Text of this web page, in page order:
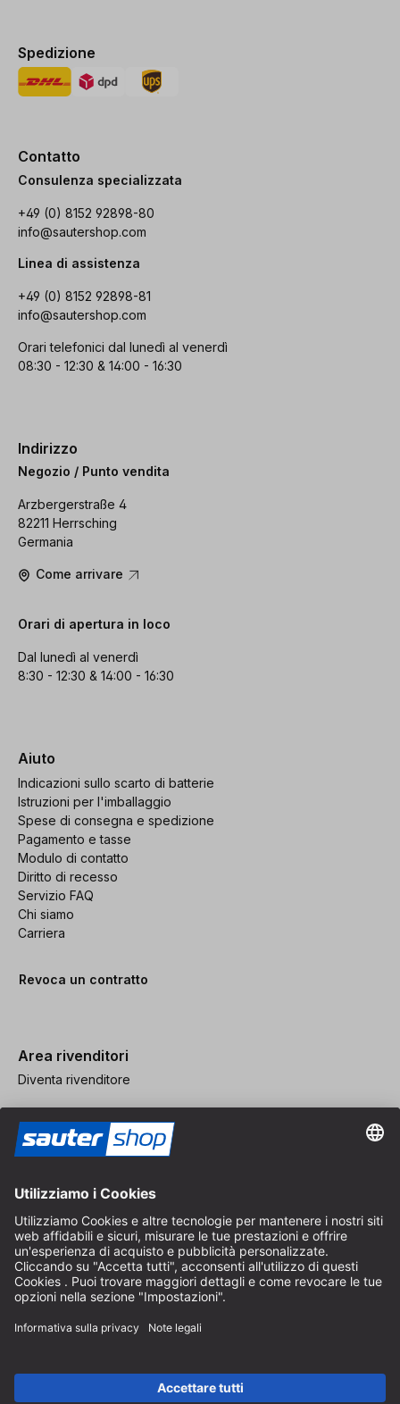
Spedizione
Contatto
Consulenza specializzata
+49 (0) 8152 92898-80
info@sautershop.com
Linea di assistenza
+49 (0) 8152 92898-81
info@sautershop.com
Orari telefonici dal lunedì al venerdì
08:30 - 12:30 & 14:00 - 16:30
Indirizzo
Negozio / Punto vendita
Arzbergerstraße 4
82211 Herrsching
Germania
Come arrivare
Orari di apertura in loco
Dal lunedì al venerdì
8:30 - 12:30 & 14:00 - 16:30
Aiuto
Indicazioni sullo scarto di batterie
Istruzioni per l'imballaggio
Spese di consegna e spedizione
Pagamento e tasse
Modulo di contatto
Diritto di recesso
Servizio FAQ
Chi siamo
Carriera
Revoca un contratto
Area rivenditori
Diventa rivenditore
CGV
Protezione dei Dati
Impostazioni dei Cookie
della Germania per pacchi di dimensioni standard, esclusi articoli